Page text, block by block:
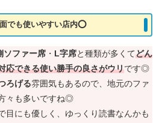
でも使いやすい店内⭕
ソファー席・ L字席と種類が多くてどん
応できる使い勝手の良さがウリです◎
ろげる雰囲気もあるので、地元のファ
々も多いですね◎
目にも優しく、ゆっくり読書なんかも